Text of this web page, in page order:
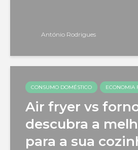
António Rodrigues
CONSUMO DOMÉSTICO ECONOMIA
Air fryer vs
descubra a
para a sua